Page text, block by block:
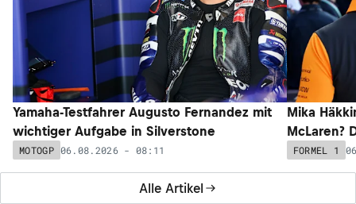
Alle Artikel
Yamaha-Testfahrer Augusto Fernandez mit
wichtiger Aufgabe in Silverstone
MOTOGP 06.08.2026 - 08:11
Mika
McLaren?
FORMEL 1